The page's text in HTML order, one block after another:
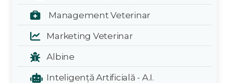
Management Veterinar
Marketing Veterinar
Albine
Inteligență Artificială - A.I.